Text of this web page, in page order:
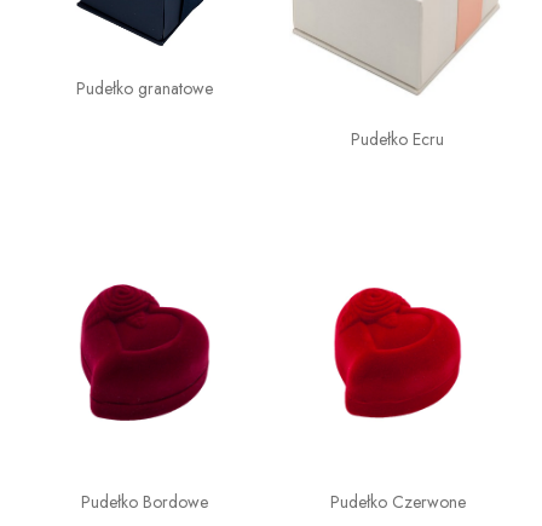
Pudełko granatowe
Pudełko Ecru
Pudełko Bordowe Pudełko Czerwone